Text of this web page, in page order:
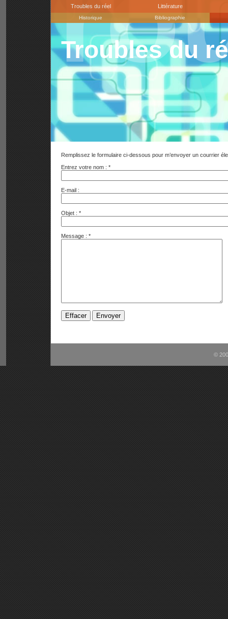
Troubles du réel Littérature
Historique Bibliographie
Troubles du
Remplissez le formulaire ci-dessous pour m’envoyer un courrier
Entrez votre nom : *
E-mail :
Objet : *
Message : *
©